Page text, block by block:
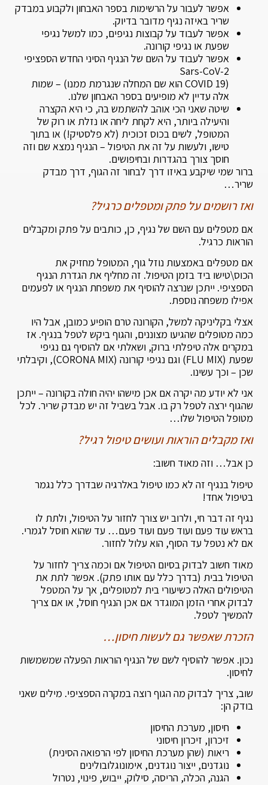
אפשר לעבור על הרשימות בספר האבחון ולקבוע במבדק
שריר באיזה נגיף מדובר בדיוק.
אפשר לעבוד על קבוצות נגיפים, כמו למשל נגיפי
שפעת או נגיפי קורונה.
אפשר לעבוד על השם של הנגיף הסיני החדש הספציפי
Sars-CoV-2
(19 COVID הוא שם המחלה שנגרמת ממנו) – שמות
אלה עדיין לא מופיעים בספר האבחון שלנו.
שיטה שאני הכי אוהב להשתמש בה, כי היא הקצרה
והיעילה ביותר, היא לקחת ליחה או נזלת או רוק של
המטופל, לשים בכוס זכוכית (לא פלסטיק!) או בתוך
טישו, ולעשות על זה את הטיפול – הנגיף נמצא שם וזה
חוסך צורך בהגדרות ובחיפושים.
ברור שמי שיקבע באיזו דרך לבחור זה הגוף, דרך מבדק
שריר…
ואז רושמים על פתק ומטפלים כרגיל?
אם מטפלים עם השם של נגיף, כן, כותבים על פתק ומקבלים
הוראות כרגיל.
אם מטפלים באמצעות נוזל גוף, המטופל מחזיק את
הכוס\טישו ביד בזמן הטיפול. זה מחליף את הגדרת הנגיף
הספציפי. ייתכן שנרצה להוסיף את משפחת הנגיף או לפעמים
אפילו משפחה נוספת.
אצלי בקליניקה למשל, הקורונה טרם הופיע כמובן, אבל היו
כמה מטופלים שהגיעו מצוננים, והגוף ביקש לטפל בנגיף. אז
במקרים אלה טיפלתי ברוק, ושאלתי אם להוסיף גם נגיפי
שפעת (FLU MIX) וגם נגיפי קורונה (CORONA MIX), וקיבלתי
שכן – וכך עשינו.
אני לא יודע מה יקרה אם אכן מישהו יהיה חולה בקורונה – ייתכן
שהגוף ירצה לטפל רק בו. אבל בשביל זה יש מבדק שריר. לכל
מטופל הטיפול שלו…
ואז מקבלים הוראות ועושים טיפול רגיל?
כן אבל… וזה מאוד חשוב:
טיפול בנגיף זה לא כמו טיפול באלרגיה שבדרך כלל נגמר
בטיפול אחד!
נגיף זה דבר חי, ולרוב יש צורך לחזור על הטיפול, ולתת לו
בראש עוד פעם ועוד פעם ועוד פעם… עד שהוא חוסל לגמרי.
אם לא נטפל עד הסוף, הוא עלול לחזור.
מאוד חשוב לבדוק בסיום הטיפול אם וכמה צריך לחזור על
הטיפול בבית (בדרך כלל עם אותו פתק). אפשר לתת את
הטיפולים האלה כשיעורי בית למטופלים, אך על המטפל
לבדוק אחרי הזמן המוגדר אם אכן הנגיף חוסל, או אם צריך
להמשיך לטפל.
הזכרת שאפשר גם לעשות חיסון…
נכון. אפשר להוסיף לשם של הנגיף הוראות הפעלה שמשמשות
לחיסון.
שוב, צריך לבדוק מה הגוף רוצה במקרה הספציפי. מילים שאני
בודק הן:
חיסון, מערכת החיסון
זיכרון, זיכרון חיסוני
ריאות (שהן מערכת החיסון לפי הרפואה הסינית)
נוגדנים, ייצור נוגדנים, אימונוגלובולינים
הגנה, הכלה, הריסה, סילוק, ייבוש, פינוי, נטרול